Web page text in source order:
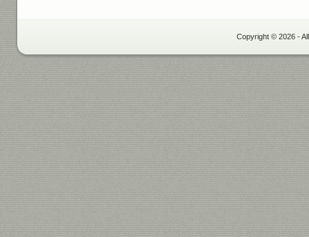
Copyright © 2026 -